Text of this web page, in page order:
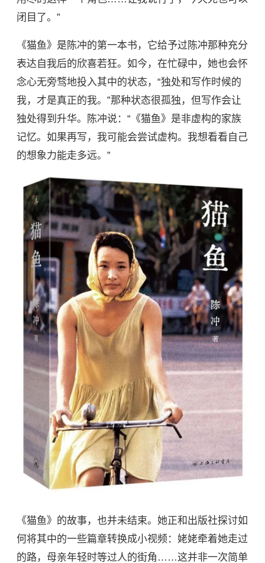
闭目了。”
《猫鱼》是陈冲的第一本书，它给予过陈冲那种充分
表达自我后的欣喜若狂。如今，在忙碌中，她也会怀
念心无旁骛地投入其中的状态，“独处和写作时候的
我，才是真正的我。”那种状态很孤独，但写作会让
独处得到升华。陈冲说：“《猫鱼》是非虚构的家族
记忆。如果再写，我可能会尝试虚构。我想看看自己
的想象力能走多远。”
《猫鱼》的故事，也并未结束。她正和出版社探讨如
何将其中的一些篇章转换成小视频：姥姥牵着她走过
的路，母亲年轻时等过人的街角……这并非一次简单